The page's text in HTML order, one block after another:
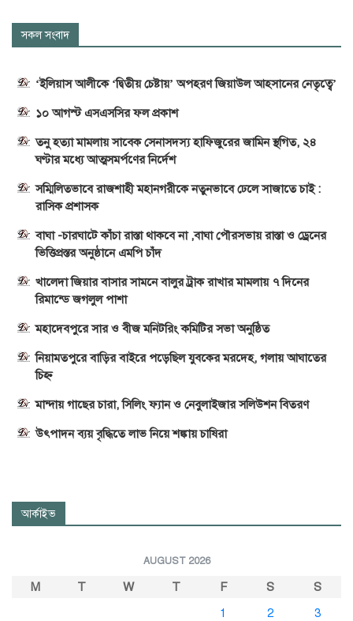
সকল সংবাদ
‘ইলিয়াস আলীকে ‘দ্বিতীয় চেষ্টায়’ অপহরণ জিয়াউল আহসানের নেতৃত্বে’
১০ আগস্ট এসএসসির ফল প্রকাশ
তনু হত্যা মামলায় সাবেক সেনাসদস্য হাফিজুরের জামিন স্থগিত, ২৪
ঘণ্টার মধ্যে আত্মসমর্পণের নির্দেশ
সম্মিলিতভাবে রাজশাহী মহানগরীকে নতুনভাবে ঢেলে সাজাতে চাই :
রাসিক প্রশাসক
বাঘা -চারঘাটে কাঁচা রাস্তা থাকবে না ,বাঘা পৌরসভায় রাস্তা ও ড্রেনের
ভিত্তিপ্রস্তর অনুষ্ঠানে এমপি চাঁদ
খালেদা জিয়ার বাসার সামনে বালুর ট্রাক রাখার মামলায় ৭ দিনের
রিমান্ডে জগলুল পাশা
মহাদেবপুরে সার ও বীজ মনিটরিং কমিটির সভা অনুষ্ঠিত
নিয়ামতপুরে বাড়ির বাইরে পড়েছিল যুবকের মরদেহ, গলায় আঘাতের
চিহ্ন
মান্দায় গাছের চারা, সিলিং ফ্যান ও নেবুলাইজার সলিউশন বিতরণ
উৎপাদন ব্যয় বৃদ্ধিতে লাভ নিয়ে শঙ্কায় চাষিরা
আর্কাইভ
AUGUST 2026
M T W T F S
S
1
2
3